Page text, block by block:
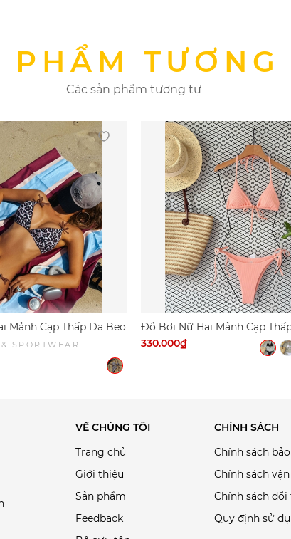
mặt trời
muỗng bột giặt ít chất tẩy hoặc giấm trắng.
nước lạnh.
bạn vào một chiếc khăn tắm sạch, ấn nhẹ để loại bỏ
nhân khiến quần áo bơi của bạn nhanh giãn và hỏng.
áo tự khô.
cho mình hoặc Inbox để được DỨA BIKINI &
PHẨM TƯƠNG
Các sản phẩm tương tự
Mảnh Cạp Thấp Da Beo
| DỨA BIKINI &
SPORTWEAR
Đồ Bơi Nữ Hai Mảnh Cạp
Thun Gân | DỨA BIKINI &
SPORTWEAR
330.000₫
VỀ CHÚNG TÔI
Trang chủ
Giới thiệu
Sản phẩm
Feedback
CHÍNH SÁCH
Chính sách
Chính sách
Chính sách đổi
Quy định sử